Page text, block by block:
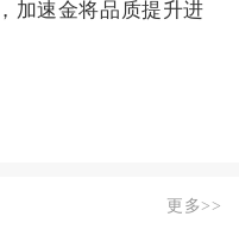
加速金将品质提升进
更多>>